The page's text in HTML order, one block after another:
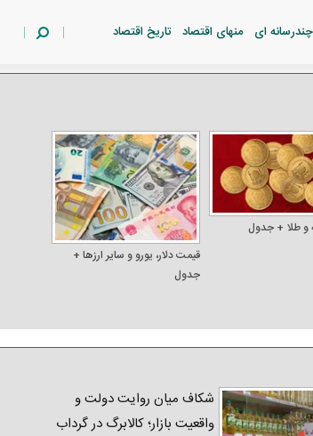
چندرسانه ای منهای اقتصاد تاریخ اقتصاد
طلا + جدول
قیمت دلار، یورو و سایر ارز‌ها +
جدول
شکاف میان روایت دولت و
واقعیت بازار؛ کالابرگ در گرداب